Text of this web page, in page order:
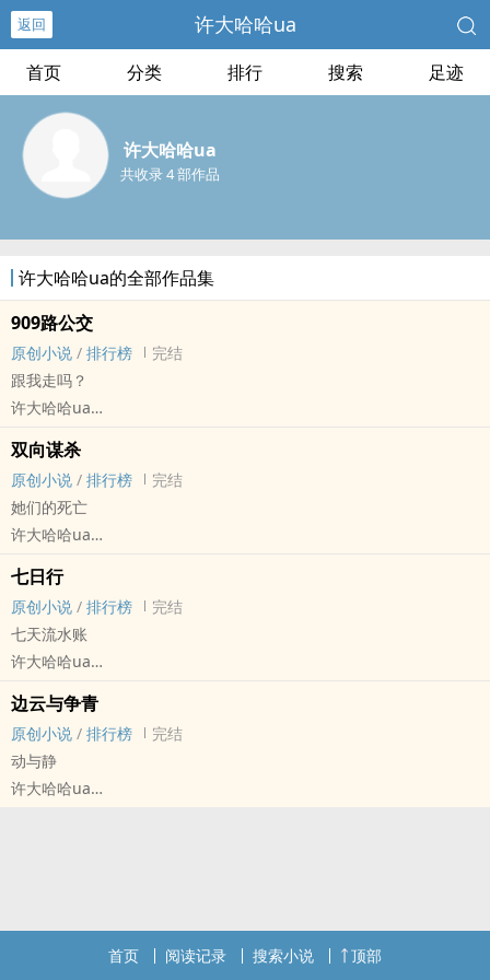
返回 许大哈哈ua
首页 分类 排行 搜索 足迹
许大哈哈ua
共收录 4 部作品
许大哈哈ua的全部作品集
909路公交
原创小说 / 排行榜
完结
跟我走吗？
许大哈哈ua
HE - 第一人称 - 1v1
第一人称预警
是俩姑娘的故事
一场邂逅与远走
无迹可寻与戛然而止
双向谋杀
原创小说 / 排行榜
完结
她们的死亡
许大哈哈ua
现代 - 现实主义
能够确定的只有——
这是场谋杀
*
刘家刘老太
二姐刘艾心
三姐刘艾乐
四姐刘艾笑
七日行
原创小说 / 排行榜
完结
七天流水账
许大哈哈ua
现代 - 轻松 - 小甜饼
何谓之X林然也
边云与争青
原创小说 / 排行榜
完结
动与静
许大哈哈ua
主视角来回转换首页 阅读记录 搜索小说 顶部